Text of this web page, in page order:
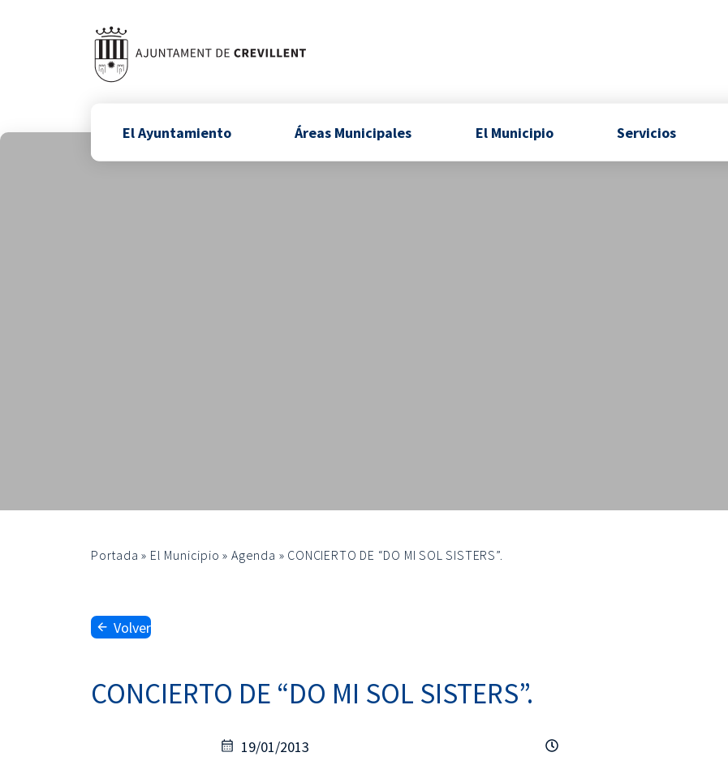
El Ayuntamiento Áreas Municipales El Municipio Servicios
Portada » El Municipio »Agenda » CONCIERTO DE “DO MI SOL SISTERS”.
Volver
CONCIERTO DE “DO MI SOL SISTERS”.
19/01/2013